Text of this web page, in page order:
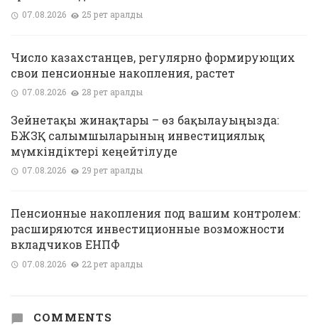
07.08.2026 25 рет қаралды
Число казахстанцев, регулярно формирующих
свои пенсионные накопления, растет
07.08.2026 28 рет қаралды
Зейнетақы жинақтары – өз бақылауыңызда:
БЖЗҚ салымшыларының инвестициялық
мүмкіндіктері кеңейтілуде
07.08.2026 29 рет қаралды
Пенсионные накопления под вашим контролем:
расширяются инвестиционные возможности
вкладчиков ЕНПФ
07.08.2026 22 рет қаралды
COMMENTS